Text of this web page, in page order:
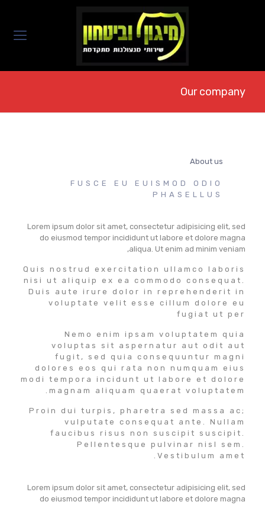
Our company
About us
FUSCE EU EUISMOD ODIO
PHASELLUS
Lorem ipsum dolor sit amet, consectetur adipisicing elit, sed
do eiusmod tempor incididunt ut labore et dolore magna
aliqua. Ut enim ad minim veniam,
Quis nostrud exercitation ullamco laboris
nisi ut aliquip ex ea commodo consequat.
Duis aute irure dolor in reprehenderit in
voluptate velit esse cillum dolore eu
fugiat ut per
Nemo enim ipsam voluptatem quia
voluptas sit aspernatur aut odit aut
fugit, sed quia consequuntur magni
dolores eos qui rata non numquam eius
modi tempora incidunt ut labore et dolore
magnam aliquam quaerat voluptatem.
Proin dui turpis, pharetra sed massa ac;
vulputate consequat ante. Nullam
faucibus risus non suscipit suscipit.
Pellentesque pulvinar nisl sem.
Vestibulum amet.
Lorem ipsum dolor sit amet, consectetur adipisicing elit, sed
do eiusmod tempor incididunt ut labore et dolore magna